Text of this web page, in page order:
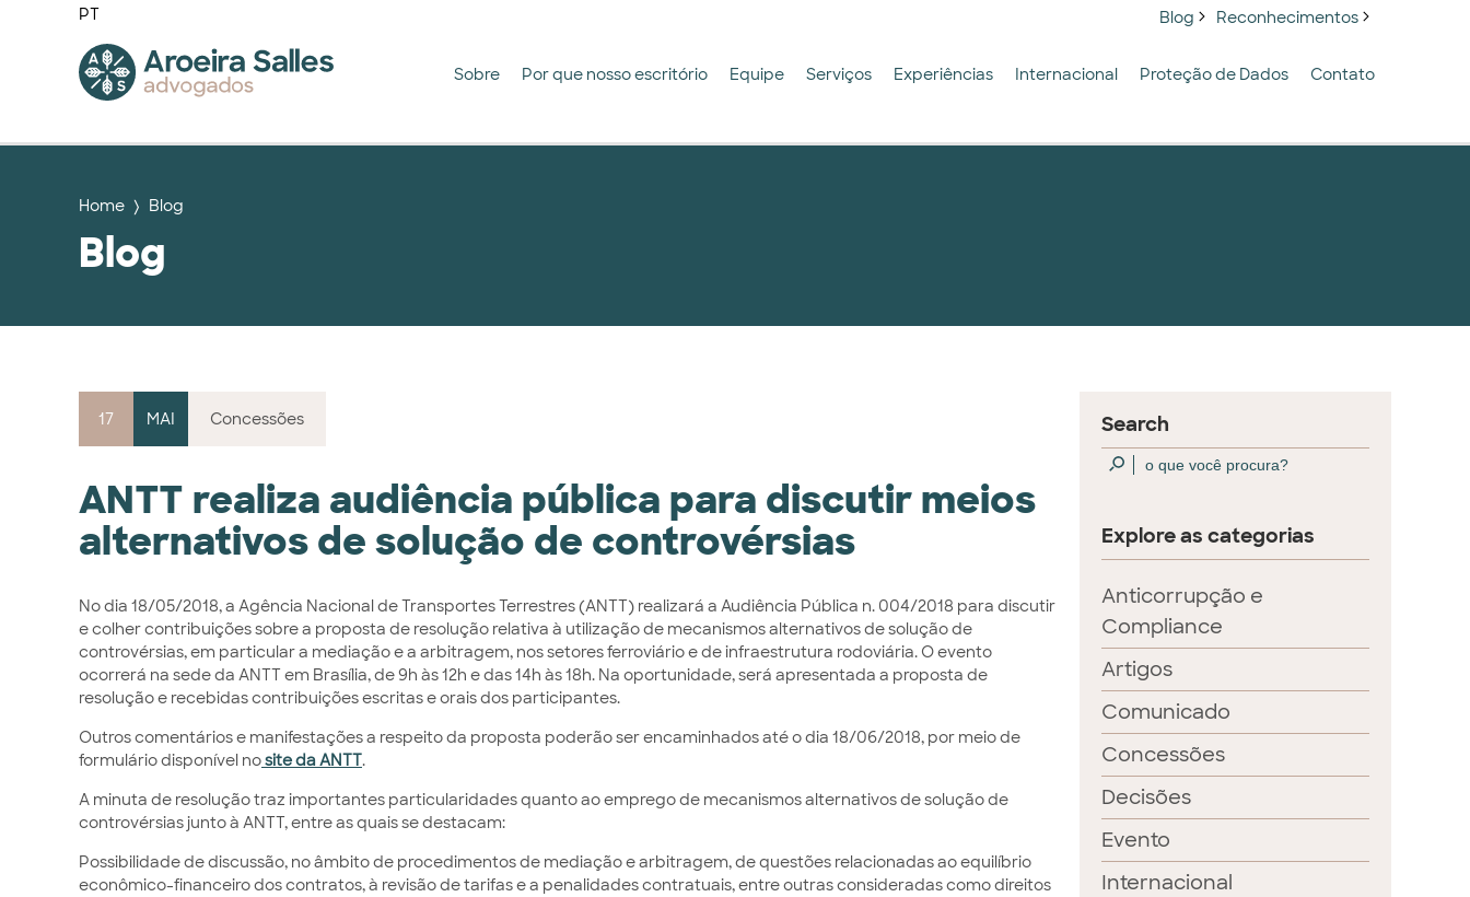
PT Blog Reconhecimentos
Sobre Por que nosso escritório Equipe Serviços Experiências Internacional Proteção de Dados Contato
Home Blog
Blog
Search
Explore as categorias
Anticorrupção e
Compliance
Artigos
Comunicado
Concessões
Decisões
Evento
Internacional
17 MAI Concessões
ANTT realiza audiência pública para discutir meios
alternativos de solução de controvérsias
No dia 18/05/2018, a Agência Nacional de Transportes Terrestres (ANTT) realizará a Audiência Pública n. 004/2018 para discutir
e colher contribuições sobre a proposta de resolução relativa à utilização de mecanismos alternativos de solução de
controvérsias, em particular a mediação e a arbitragem, nos setores ferroviário e de infraestrutura rodoviária. O evento
ocorrerá na sede da ANTT em Brasília, de 9h às 12h e das 14h às 18h. Na oportunidade, será apresentada a proposta de
resolução e recebidas contribuições escritas e orais dos participantes.
Outros comentários e manifestações a respeito da proposta poderão ser encaminhados até o dia 18/06/2018, por meio de
formulário disponível nosite da ANTT.
A minuta de resolução traz importantes particularidades quanto ao emprego de mecanismos alternativos de solução de
controvérsias junto à ANTT, entre as quais se destacam:
Possibilidade de discussão, no âmbito de procedimentos de mediação e arbitragem, de questões relacionadas ao equilíbrio
econômico-financeiro dos contratos, à revisão de tarifas e a penalidades contratuais, entre outras consideradas como direitos